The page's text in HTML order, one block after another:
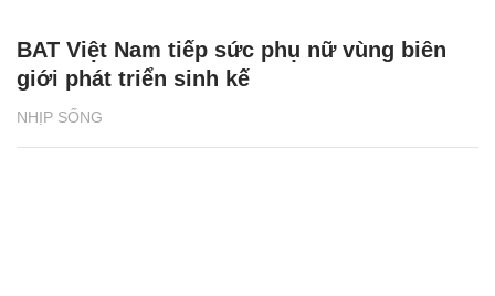
NHỊP SỐNG
BAT Việt Nam tiếp sức phụ nữ vùng biên
giới phát triển sinh kế